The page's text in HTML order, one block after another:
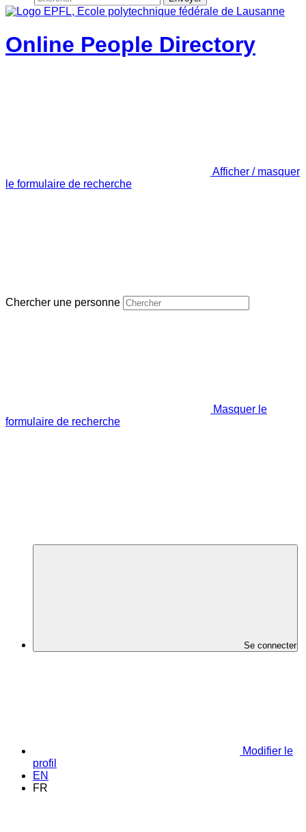
Online People Directory
Afficher / masquer
le formulaire de recherche
Chercher une personne
Masquer le
formulaire de recherche
Se connecter
Modifier le
profil
EN
FR